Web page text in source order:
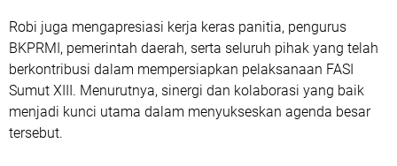
Robi juga mengapresiasi kerja keras panitia, pengurus
BKPRMI, pemerintah daerah, serta seluruh pihak yang telah
berkontribusi dalam mempersiapkan pelaksanaan FASI
Sumut XIII. Menurutnya, sinergi dan kolaborasi yang baik
menjadi kunci utama dalam menyukseskan agenda besar
tersebut.